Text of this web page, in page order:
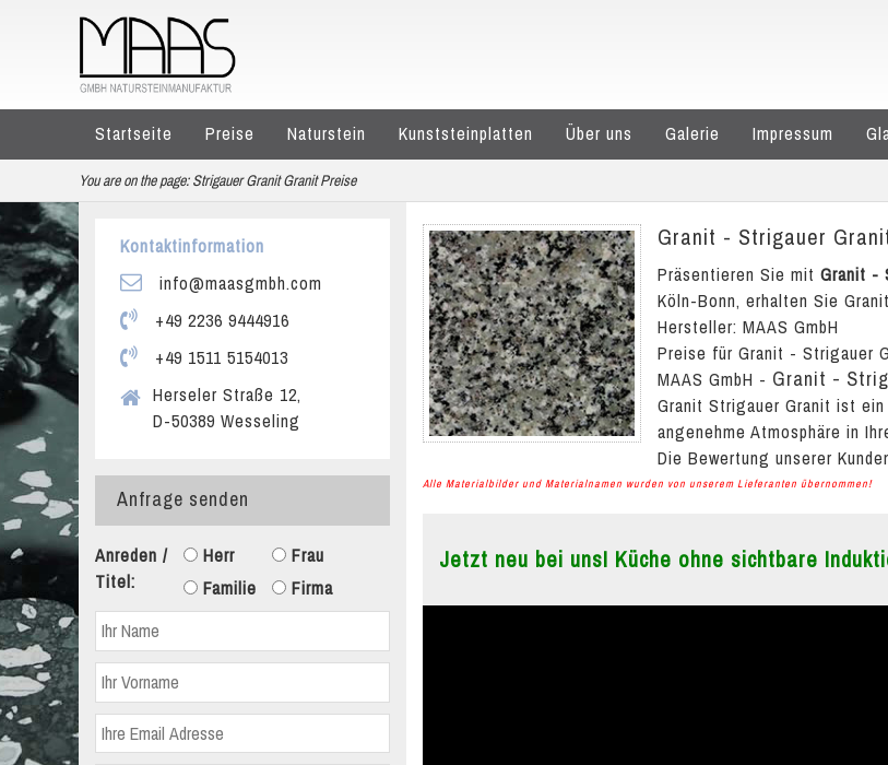
Startseite Preise Naturstein Kunststeinplatten Über uns Galerie Impressum
You are on the page: Strigauer Granit Granit Preise
Granit - Strigauer
Präsentieren Sie mit Granit -
Köln-Bonn, erhalten Sie
Hersteller: MAAS GmbH
Preise für Granit - Strigauer
MAAS GmbH - Granit -
Granit Strigauer Granit ist
angenehme Atmosphäre in
Die Bewertung unserer
Alle Materialbilder und Materialnamen wurden von unserem Lieferanten übernommen!
Jetzt neu bei uns! Küche ohne sichtbare
Kontaktinformation
info@maasgmbh.com
+49 2236 9444916
+49 1511 5154013
Herseler Straße 12,
D-50389 Wesseling
Anfrage senden
Anreden /
Titel:
Herr
Frau
Familie
Firma